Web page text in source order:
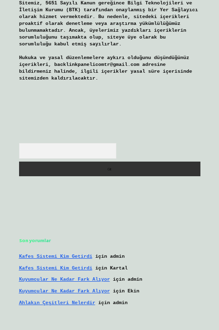
Sitemiz, 5651 Sayılı Kanun gereğince Bilgi Teknolojileri ve
İletişim Kurumu (BTK) tarafından onaylanmış bir Yer Sağlayıcı
olarak hizmet vermektedir. Bu nedenle, sitedeki içerikleri
proaktif olarak denetleme veya araştırma yükümlülüğümüz
bulunmamaktadır. Ancak, üyelerimiz yazdıkları içeriklerin
sorumluluğunu taşımakta olup, siteye üye olarak bu
sorumluluğu kabul etmiş sayılırlar.
Hukuka ve yasal düzenlemelere aykırı olduğunu düşündüğünüz
içerikleri, backlinkpanelicomtr@gmail.comadresine
bildirmeniz halinde, ilgili içerikler yasal süre içerisinde
sitemizden kaldırılacaktır.
Son yorumlar
Kafes Sistemi Kim Getirdiiçin admin
Kafes Sistemi Kim Getirdiiçin Kartal
Kuyumcular Ne Kadar Fark Alıyoriçin admin
Kuyumcular Ne Kadar Fark Alıyoriçin Ekin
Ahlakın Çeşitleri Nelerdiriçin admin